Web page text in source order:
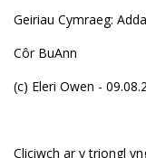
Geiriau Cymraeg:
Côr BuAnn
(c) Eleri Owen -
Cliciwch ar y triongl